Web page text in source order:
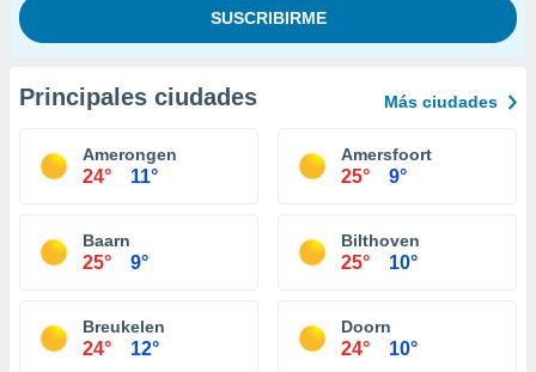
Principales ciudades Más ciudades
Amerongen
24° 11°
Amersfoort
25° 9°
Baarn
25° 9°
Bilthoven
25° 10°
Breukelen
24° 12°
Doorn
24° 10°